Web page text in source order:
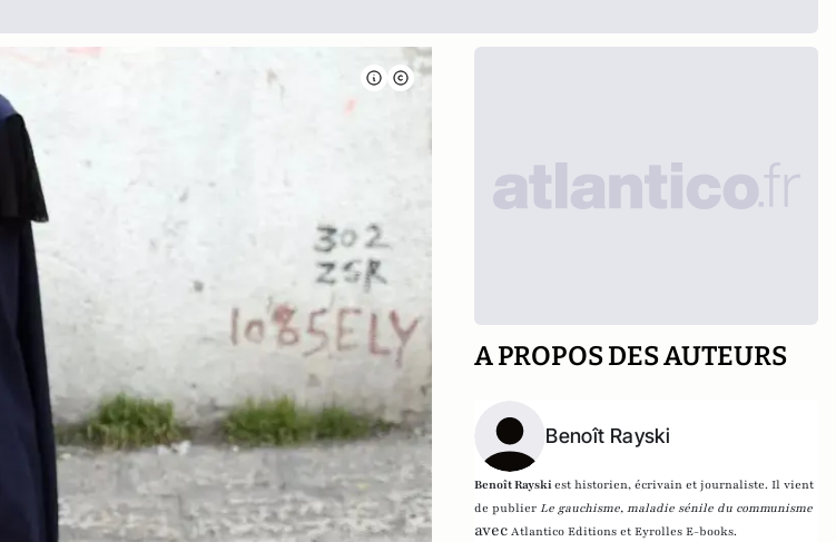
A PROPOS DES AUTEURS
Benoît Rayski
Benoît Rayskiest historien, écrivain et journaliste. Il vient
de publierLe gauchisme, maladie sénile du communisme
avecAtlantico Editions et Eyrolles E-books.